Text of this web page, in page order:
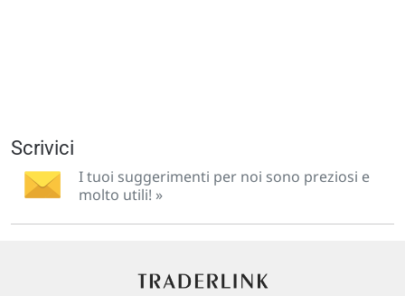
Scrivici
I tuoi suggerimenti per noi sono preziosi e
molto utili! »